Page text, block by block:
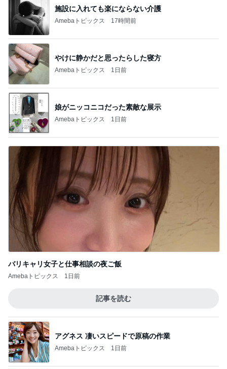
施設に入れても楽にならない介護
Amebaトピックス 17時間前
やけに静かだと思ったらした寝方
Amebaトピックス 1日前
娘がニッコニコだった素敵な展示
Amebaトピックス 1日前
バリキャリ女子と仕事相談の夜ご飯
Amebaトピックス 1日前
記事を読む
アグネス 凄いスピードで原稿の作業
Amebaトピックス 1日前